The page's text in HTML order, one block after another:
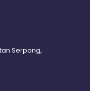
Serpong,